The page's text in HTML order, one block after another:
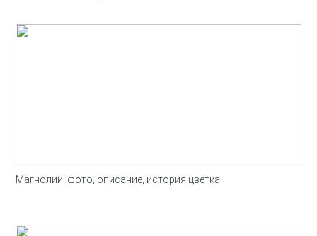
Магнолии: фото, описание, история цветка